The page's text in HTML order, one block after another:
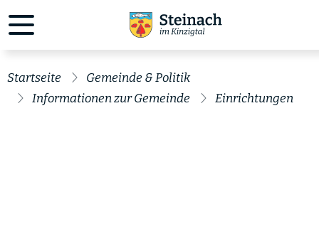
Startseite
Gemeinde & Politik
Informationen zur Gemeinde
Einrichtungen